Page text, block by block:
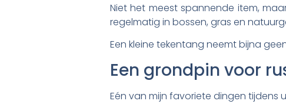
Niet het meest spannende item,
regelmatig in bossen, gras en
Een kleine tekentang neemt bijna
Een grondpin voor
Eén van mijn favoriete dingen tijdens